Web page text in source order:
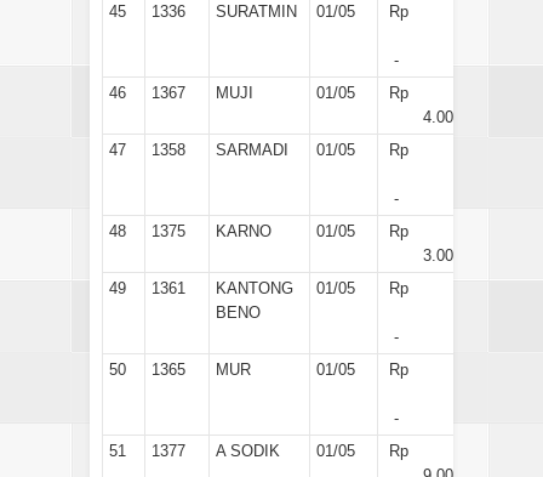
45
1336 SURATMIN 01/05 Rp
-
46
1367 MUJI 01/05
Rp
4.000
47
1358 SARMADI 01/05 Rp
-
48
1375 KARNO 01/05
Rp
3.000
49
1361
KANTONG
BENO
01/05 Rp
-
50
1365 MUR 01/05 Rp
-
51
1377 A SODIK 01/05
Rp